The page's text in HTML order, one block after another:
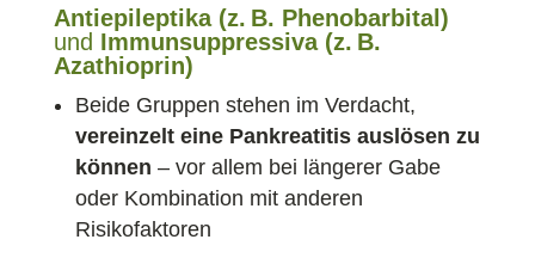
Antiepileptika (z. B. Phenobarbital)
und Immunsuppressiva (z. B.
Azathioprin)
Beide Gruppen stehen im Verdacht,
vereinzelt eine Pankreatitis auslösen zu
können – vor allem bei längerer Gabe
oder Kombination mit anderen
Risikofaktoren